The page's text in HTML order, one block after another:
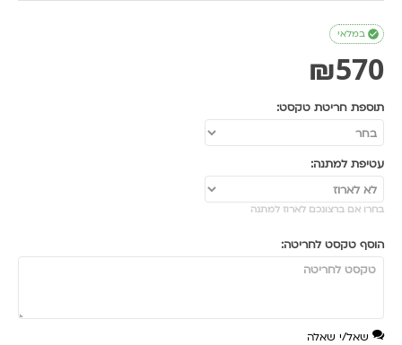
במלאי 
₪570
תוספת חריטת טקסט:
עטיפת למתנה:
בחרו אם ברצונכם לארוז למתנה
הוסף טקסט לחריטה:
שאל/י שאלה